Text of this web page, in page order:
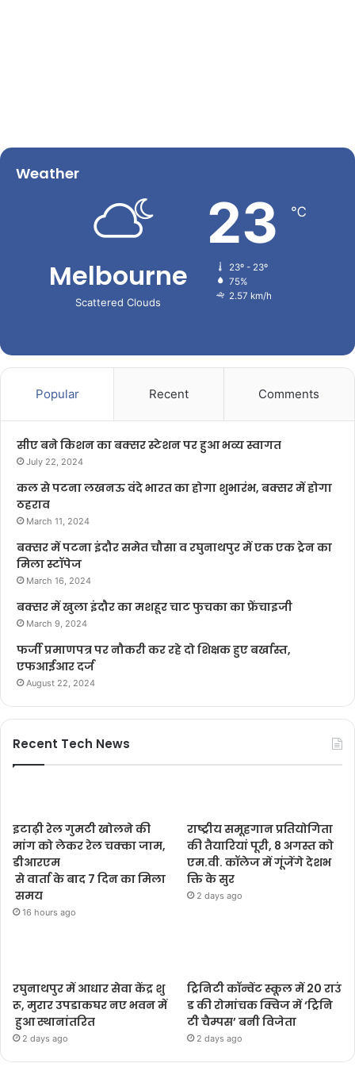
Weather
Melbourne
Scattered Clouds
23 ℃
23º - 23º
75%
2.57 km/h
Popular Recent Comments
सीए बने किशन का बक्सर स्टेशन पर हुआ भव्य स्वागत
July 22, 2024
कल से पटना लखनऊ वंदे भारत का होगा शुभारंभ, बक्सर में होगा
ठहराव
March 11, 2024
बक्सर में पटना इंदौर समेत चौसा व रघुनाथपुर में एक एक ट्रेन का
मिला स्टॉपेज
March 16, 2024
बक्सर में खुला इंदौर का मशहूर चाट फुचका का फ्रेंचाइजी
March 9, 2024
फर्जी प्रमाणपत्र पर नौकरी कर रहे दो शिक्षक हुए बर्खास्त,
एफआईआर दर्ज
August 22, 2024
Recent Tech News
इटाढ़ी रेल गुमटी खोलने की
मांग को लेकर रेल चक्का जाम,
डीआरएम
से वार्ता के बाद 7 दिन का मिला
समय
16 hours ago
राष्ट्रीय समूहगान प्रतियोगिता
की तैयारियां पूरी, 8 अगस्त को
एम.वी. कॉलेज में गूंजेंगे देशभ
क्ति के सुर
2 days ago
रघुनाथपुर में आधार सेवा केंद्र शु
रू, मुरार उपडाकघर नए भवन में
हुआ स्थानांतरित
2 days ago
ट्रिनिटी कॉन्वेंट स्कूल में 20 राउं
ड की रोमांचक क्विज में ‘ट्रिनि
टी चैम्पस’ बनी विजेता
2 days ago